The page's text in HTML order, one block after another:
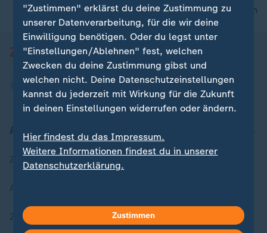
nach oben
Aktuell bei ZDFheute
Zuletzt veröffentlicht
ZDFheute Stories
"Zustimmen" erklärst du deine Zustimmung zu
unserer Datenverarbeitung, für die wir deine
Einwilligung benötigen. Oder du legst unter
"Einstellungen/Ablehnen" fest, welchen
Zwecken du deine Zustimmung gibst und
welchen nicht. Deine Datenschutzeinstellungen
kannst du jederzeit mit Wirkung für die Zukunft
in deinen Einstellungen widerrufen oder ändern.
Hier findest du das Impressum.
Weitere Informationen findest du in unserer
Datenschutzerklärung.
Zustimmen